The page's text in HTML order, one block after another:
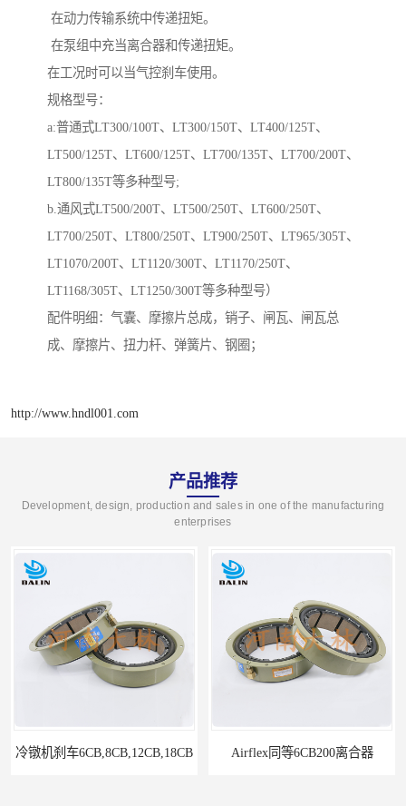
在动力传输系统中传递扭矩。
在泵组中充当离合器和传递扭矩。
在工况时可以当气控刹车使用。
规格型号：
a:普通式LT300/100T、LT300/150T、LT400/125T、
LT500/125T、LT600/125T、LT700/135T、LT700/200T、
LT800/135T等多种型号;
b.通风式LT500/200T、LT500/250T、LT600/250T、
LT700/250T、LT800/250T、LT900/250T、LT965/305T、
LT1070/200T、LT1120/300T、LT1170/250T、
LT1168/305T、LT1250/300T等多种型号）
配件明细：气囊、摩擦片总成，销子、闸瓦、闸瓦总
成、摩擦片、扭力杆、弹簧片、钢圈；
http://www.hndl001.com
产品推荐
Development, design, production and sales in one of the manufacturing
enterprises
机刹车6CB,8CB,12CB,18CB Airflex同等6CB200离合器